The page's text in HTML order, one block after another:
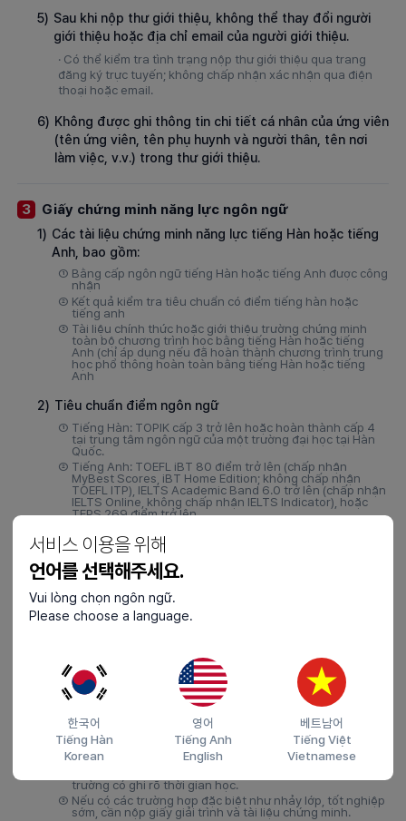
서비스 이용을 위해
언어를 선택해주세요.
Vui lòng chọn ngôn ngữ.
Please choose a language.
한국어
Tiếng Hàn
Korean
영어
Tiếng Anh
English
베트남어
Tiếng Việt
Vietnamese
5) Sau khi nộp thư giới thiệu, không thể thay đổi người
giới thiệu hoặc địa chỉ email của người giới thiệu.
· Có thể kiểm tra tình trạng nộp thư giới thiệu qua trang
đăng ký trực tuyến; không chấp nhận xác nhận qua điện
thoại hoặc email.
6) Không được ghi thông tin chi tiết cá nhân của ứng viên
(tên ứng viên, tên phụ huynh và người thân, tên nơi
làm việc, v.v.) trong thư giới thiệu.
3 Giấy chứng minh năng lực ngôn ngữ
1) Các tài liệu chứng minh năng lực tiếng Hàn hoặc tiếng
Anh, bao gồm:
① Bằng cấp ngôn ngữ tiếng Hàn hoặc tiếng Anh được công
nhận
② Kết quả kiểm tra tiêu chuẩn có điểm tiếng hàn hoặc
tiếng anh
③ Tài liệu chính thức hoặc giới thiệu trường chứng minh
toàn bộ chương trình học bằng tiếng Hàn hoặc tiếng
Anh (chỉ áp dụng nếu đã hoàn thành chương trình trung
học phổ thông hoàn toàn bằng tiếng Hàn hoặc tiếng
Anh
2) Tiêu chuẩn điểm ngôn ngữ
① Tiếng Hàn: TOPIK cấp 3 trở lên hoặc hoàn thành cấp 4
tại trung tâm ngôn ngữ của một trường đại học tại Hàn
Quốc.
② Tiếng Anh: TOEFL iBT 80 điểm trở lên (chấp nhận
MyBest Scores, iBT Home Edition; không chấp nhận
TOEFL ITP), IELTS Academic Band 6.0 trở lên (chấp nhận
IELTS Online, không chấp nhận IELTS Indicator), hoặc
TEPS 269 điểm trở lên.
3) Chấp nhận nộp bản scan bảng điểm hoặc ảnh chụp
màn hình từ trang web chính thức (sau khi có kết quả
tạm thời, yêu cầu nộp bản gốc hoặc báo cáo điểm
chính thức).
① Khi báo cáo điểm TOEFL, IELTS, mã trường của Đại học
trạng báo cáo, không chấp nhận xác nhận qua điện
thoại hoặc email của phòng tuyển sinh.
Giấy chứng nhận đang học tại trường trung học
①Chỉ chấp nhận giấy chứng nhận đang học có ghi rõ thời
gian học (ngày bắt đầu/kết thúc) và năm học/kỳ học.
② Nếu không thể cấp giấy chứng nhận đang học do lý do
chính đáng (chính sách trường học, v.v.), có thể thay thế
trường có ghi rõ thời gian học.
③ Nếu có các trường hợp đặc biệt như nhảy lớp, tốt nghiệp
sớm, cần nộp giấy giải trình và tài liệu chứng minh.